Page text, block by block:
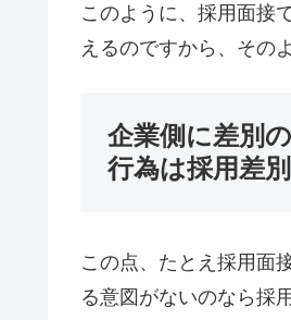
このように、採用面接
えるのですから、その
企業側に差別
行為は採用差
この点、たとえ採用面
る意図がないのなら採